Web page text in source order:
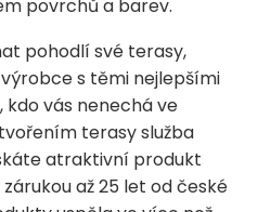
povrchů a barev.
pohodlí své terasy,
s těmi nejlepšími
kdo vás nenechá ve
terasy služba
atraktivní produkt
až 25 let od české